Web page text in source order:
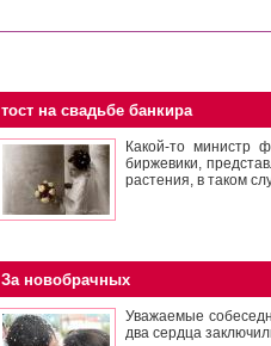
тост на свадьбе банкира
Какой-то министр
биржевики,
растения, в таком
За новобрачных
Уважаемые
два сердца